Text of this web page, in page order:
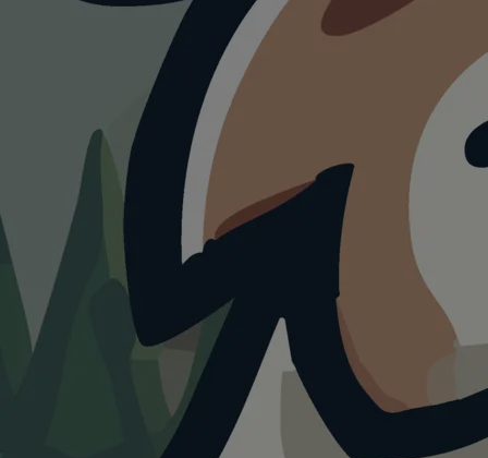
Schleswig-
Holsteinmit
Hund.